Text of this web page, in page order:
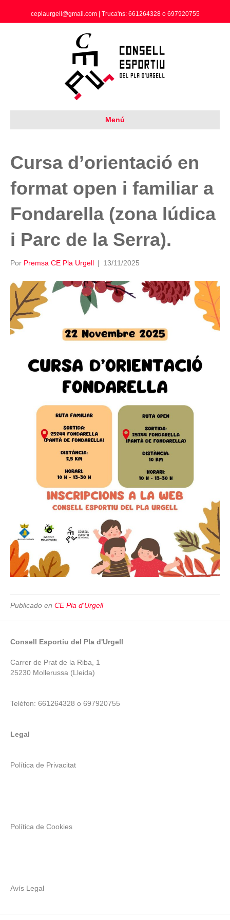
ceplaurgell@gmail.com | Truca'ns: 661264328 o 697920755
Menú
Cursa d’orientació en
format open i familiar a
Fondarella (zona lúdica
i Parc de la Serra).
Por Premsa CE Pla Urgell | 13/11/2025
Publicado en CE Pla d'Urgell
Consell Esportiu del Pla d'Urgell
Carrer de Prat de la Riba, 1
25230 Mollerussa (Lleida)
Telèfon: 661264328 o 697920755
Legal
Política de Privacitat
Política de Cookies
Avís Legal